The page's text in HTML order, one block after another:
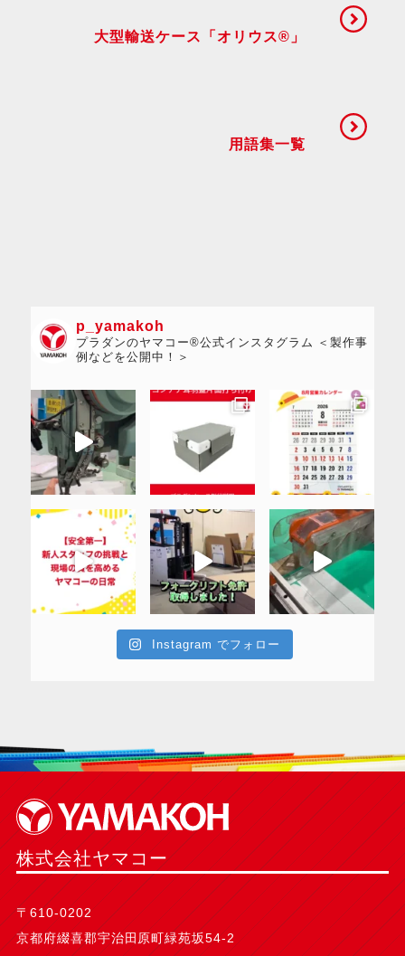
大型輸送ケース「オリウス®」
用語集一覧
p_yamakoh
プラダンのヤマコー®公式インスタグラム ＜製作事
例などを公開中！＞
Instagram でフォロー
株式会社ヤマコー
〒610-0202
京都府綴喜郡宇治田原町緑苑坂54-2